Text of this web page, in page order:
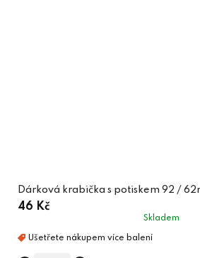
Dárková krabička s potiskem 92 /
46 Kč
Skladem